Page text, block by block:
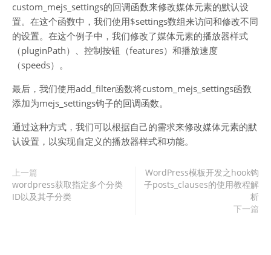
custom_mejs_settings的回调函数来修改媒体元素的默认设
置。在这个函数中，我们使用$settings数组来访问和修改不同
的设置。在这个例子中，我们修改了媒体元素的播放器样式
（pluginPath）、控制按钮（features）和播放速度
（speeds）。
最后，我们使用add_filter函数将custom_mejs_settings函数
添加为mejs_settings钩子的回调函数。
通过这种方式，我们可以根据自己的需求来修改媒体元素的默
认设置，以实现自定义的播放器样式和功能。
上一篇
wordpress获取指定多个分类
ID以及其子分类
WordPress模板开发之hook钩
子posts_clauses的使用教程解
析
下一篇